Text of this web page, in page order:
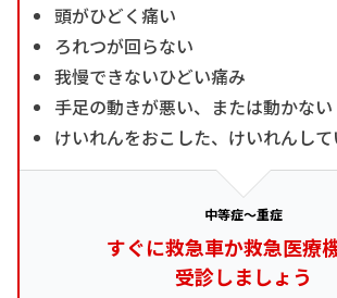
頭がひどく痛い
ろれつが回らない
我慢できないひどい痛み
手足の動きが悪い、または動かない
けいれんをおこした、けいれんして
中等症～重症
すぐに救急車か救急医療
受診しましょう